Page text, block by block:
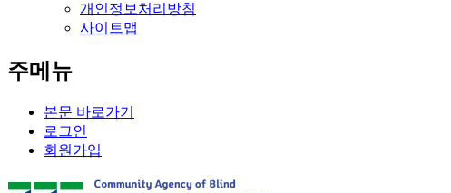
개인정보처리방침
사이트맵
주메뉴
본문 바로가기
로그인
회원가입